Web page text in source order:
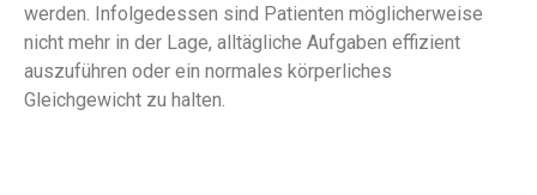
werden. Infolgedessen sind Patienten möglicherweise
nicht mehr in der Lage, alltägliche Aufgaben effizient
auszuführen oder ein normales körperliches
Gleichgewicht zu halten.